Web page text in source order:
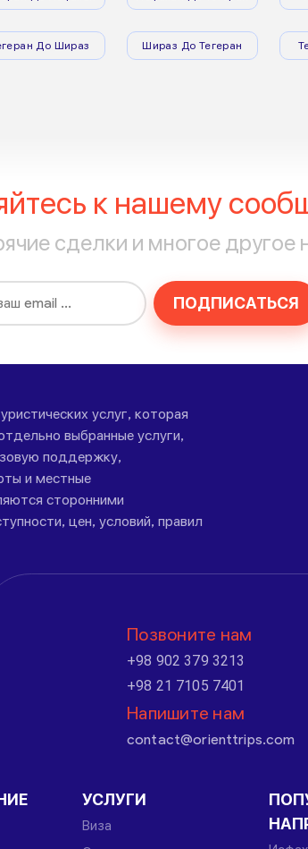
До Шираз Шираз До Тегеран
к нашему
сделки и многое другое
ПОДПИСАТЬСЯ
услуг, которая
выбранные услуги,
поддержку,
и местные
сторонними
цен, условий, правил
Позвоните нам
+98 902 379 3213
+98 21 7105 7401
Напишите нам
contact@orienttrips.com
УСЛУГИ
Виза